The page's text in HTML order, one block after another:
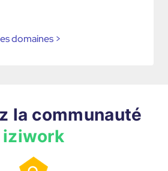
domaines >
la communauté
iziwork